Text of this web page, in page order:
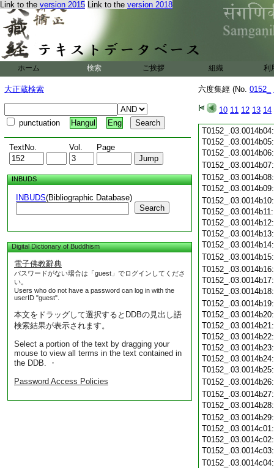
Link to the version 2015 Link to the version 2018
ホーム 検索 ご挨拶 組織 利
大正蔵検索
punctuation Hangul Eng
TextNo. Vol. Page
INBUDS
INBUDS(Bibliographic Database)
Search
Digital Dictionary of Buddhism
電子佛教辭典
パスワードがない場合は「guest」でログインしてくださ
い。
Users who do not have a password can log in with the
userID "guest".
本文をドラッグして選択するとDDBの見出し語
検索結果が表示されます。
Select a portion of the text by dragging your
mouse to view all terms in the text contained in
the DDB. ・
Password Access Policies
六度集經 (No. 0152_
10 11 12 13 14